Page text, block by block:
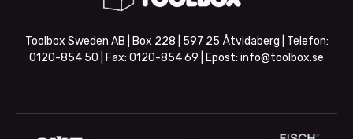
Toolbox Sweden AB | Box 228 | 597 25 Åtvidaberg | Telefon:
0120-854 50 | Fax: 0120-854 69 | Epost: info@toolbox.se